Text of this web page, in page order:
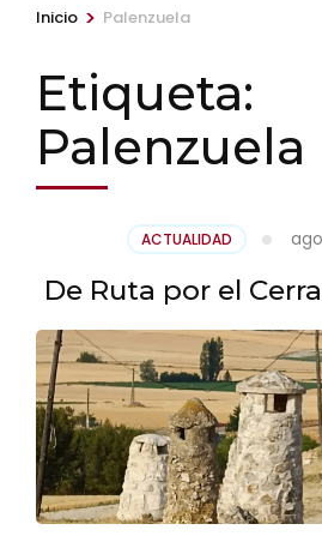
Inicio > Palenzuela
Etiqueta:
Palenzuela
ACTUALIDAD
De Ruta por el